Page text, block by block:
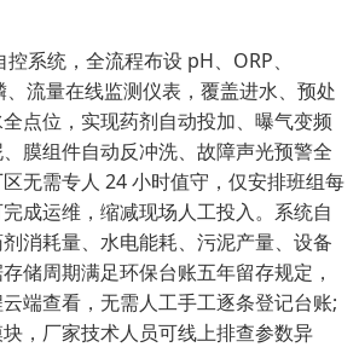
系统，全流程布设 pH、ORP、
流量在线监测仪表，覆盖进水、预处
点位，实现药剂自动投加、曝气变频
膜组件自动反冲洗、故障声光预警全
无需专人 24 小时值守，仅安排班组每
成运维，缩减现场人工投入。系统自
消耗量、水电能耗、污泥产量、设备
储周期满足环保台账五年留存规定，
端查看，无需人工手工逐条登记台账;
，厂家技术人员可线上排查参数异